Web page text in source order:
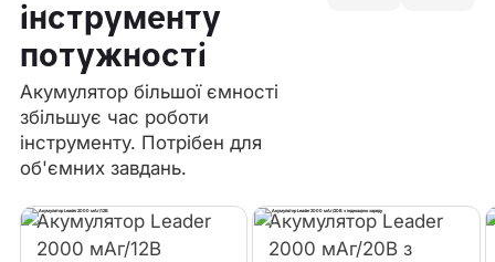
інструменту
потужності
Акумулятор більшої ємності
збільшує час роботи
інструменту. Потрібен для
об'ємних завдань.
Акумулятор Leader
2000 мАг/12В
Акумулятор Leader
2000 мАг/20В з